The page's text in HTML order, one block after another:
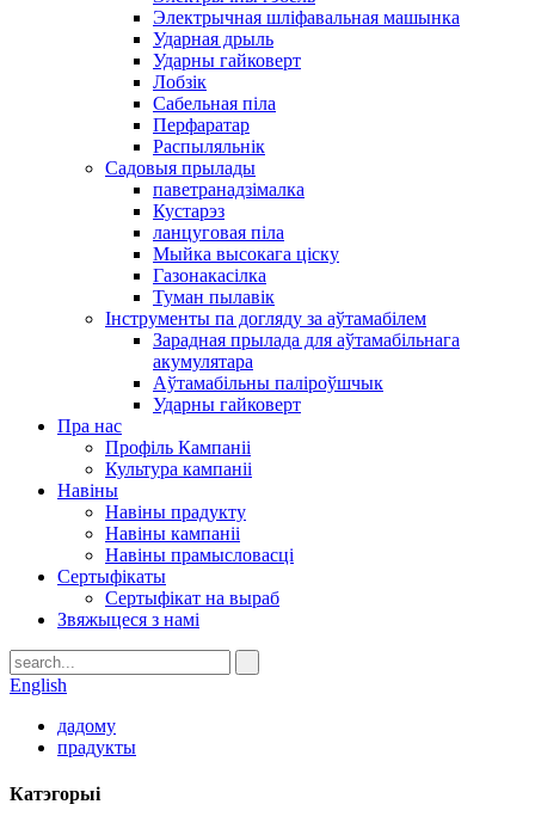
Электрычная шліфавальная машынка
Ударная дрыль
Ударны гайковерт
Лобзік
Сабельная піла
Перфаратар
Распыляльнік
Садовыя прылады
паветранадзімалка
Кустарэз
ланцуговая піла
Мыйка высокага ціску
Газонакасілка
Туман пылавік
Інструменты па догляду за аўтамабілем
Зарадная прылада для аўтамабільнага
акумулятара
Аўтамабільны паліроўшчык
Ударны гайковерт
Пра нас
Профіль Кампаніі
Культура кампаніі
Навіны
Навіны прадукту
Навіны кампаніі
Навіны прамысловасці
Сертыфікаты
Сертыфікат на выраб
Звяжыцеся з намі
English
дадому
прадукты
Катэгорыі